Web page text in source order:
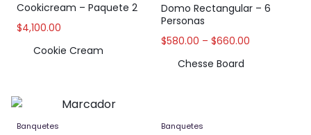
Cookicream – Paquete 2
$4,100.00
Cookie Cream
Domo Rectangular – 6
Personas
$580.00 – $660.00
Chesse Board
Banquetes Banquetes